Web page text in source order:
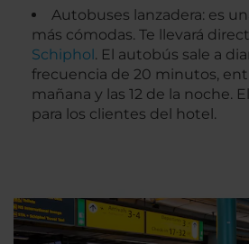
Autobuses lanzadera: es
más cómodas. Te llevará
Schiphol. El autobús sale a
frecuencia de 20 minutos,
mañana y las 12 de la noche.
para los clientes del hotel.